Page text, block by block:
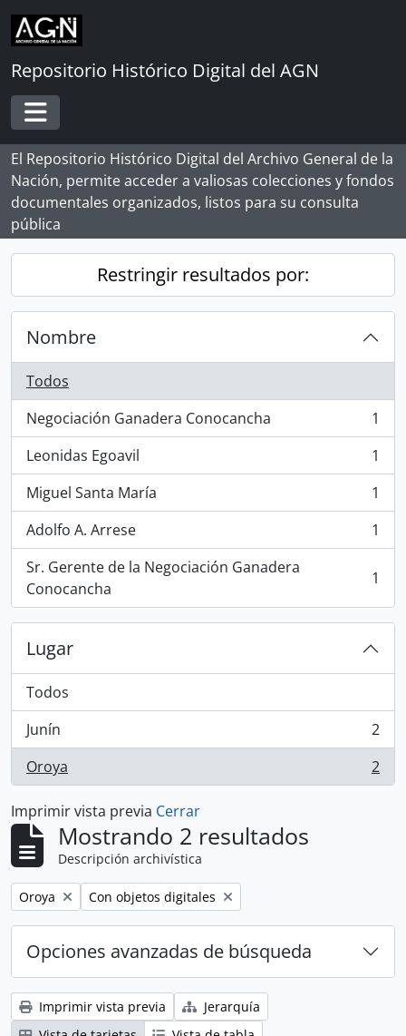
Skip to main content
Repositorio Histórico Digital del AGN
Toggle navigation
El Repositorio Histórico Digital del Archivo General de la
Nación, permite acceder a valiosas colecciones y fondos
documentales organizados, listos para su consulta
pública
Restringir resultados por:
Nombre
Todos
Negociación Ganadera Conocancha
, 1 resultados
1
Leonidas Egoavil
, 1 resultados
1
Miguel Santa María
, 1 resultados
1
Adolfo A. Arrese
, 1 resultados
1
Sr. Gerente de la Negociación Ganadera
Conocancha
, 1 resultados 1
Lugar
Todos
Junín
, 2 resultados
2
Oroya
, 2 resultados 2
Imprimir vista previa Cerrar
Mostrando 2 resultados
Descripción archivística
Remove filter:
Oroya Remove filter:
Con objetos digitales
Opciones avanzadas de búsqueda
Imprimir vista previa
Jerarquía